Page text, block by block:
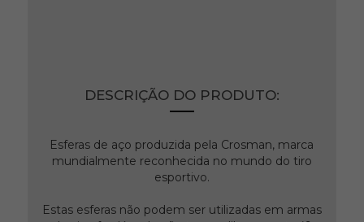
DESCRIÇÃO DO PRODUTO:
Esferas de aço produzida pela Crosman, marca
mundialmente reconhecida no mundo do tiro
esportivo.
Estas esferas não podem ser utilizadas em armas